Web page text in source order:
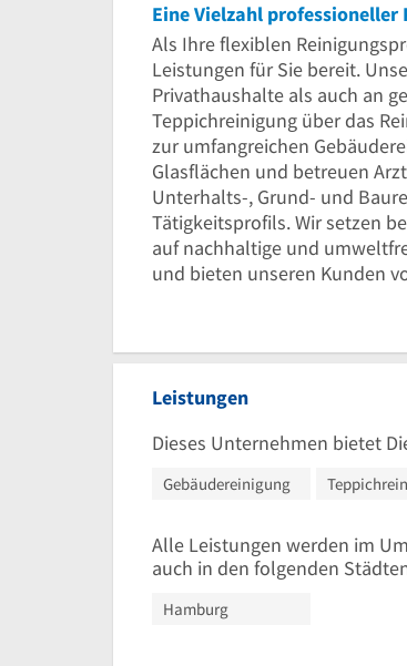
Eine Vielzahl
Als Ihre flexiblen
Leistungen für Sie bereit.
Privathaushalte als auch an
Teppichreinigung über das
zur umfangreichen
Glasflächen und betreuen
Unterhalts-, Grund- und
Tätigkeitsprofils. Wir setzen
auf nachhaltige und
und bieten unseren Kunden
Leistungen
Dieses Unternehmen bietet
Gebäudereinigung
Alle Leistungen werden im
auch in den folgenden
Hamburg